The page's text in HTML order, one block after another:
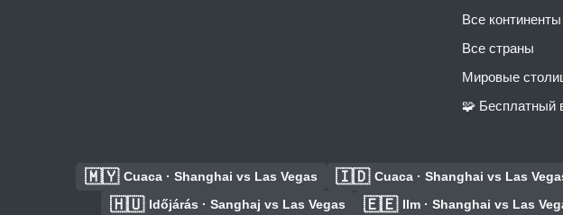
Все континенты
Все страны
Мировые
🧩 Бесплатный
🇲🇾 Cuaca · Shanghai vs Las Vegas 🇮🇩 Cuaca · Shanghai vs Las
🇭🇺 Időjárás · Sanghaj vs Las Vegas 🇪🇪 Ilm · Shanghai vs Las